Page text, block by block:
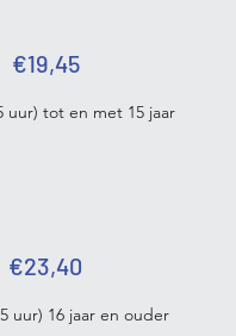
€19,45
uur) tot en met 15 jaar
€23,40
uur) 16 jaar en ouder